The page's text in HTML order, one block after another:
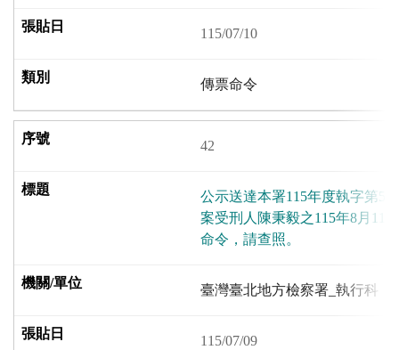
115/07/10
傳票命令
42
公示送達本署115年度執字第
案受刑人陳秉毅之115年8月11
命令，請查照。
臺灣臺北地方檢察署_執行科
115/07/09